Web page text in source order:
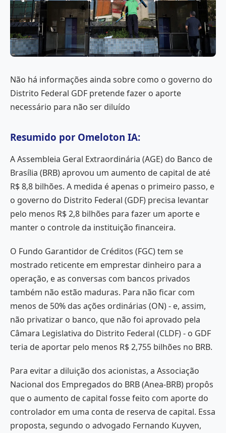
Não há informações ainda sobre como o governo do
Distrito Federal GDF pretende fazer o aporte
necessário para não ser diluído
Resumido por Omeloton IA:
A Assembleia Geral Extraordinária (AGE) do Banco de
Brasília (BRB) aprovou um aumento de capital de até
R$ 8,8 bilhões. A medida é apenas o primeiro passo, e
o governo do Distrito Federal (GDF) precisa levantar
pelo menos R$ 2,8 bilhões para fazer um aporte e
manter o controle da instituição financeira.
O Fundo Garantidor de Créditos (FGC) tem se
mostrado reticente em emprestar dinheiro para a
operação, e as conversas com bancos privados
também não estão maduras. Para não ficar com
menos de 50% das ações ordinárias (ON) - e, assim,
não privatizar o banco, que não foi aprovado pela
Câmara Legislativa do Distrito Federal (CLDF) - o GDF
teria de aportar pelo menos R$ 2,755 bilhões no BRB.
Para evitar a diluição dos acionistas, a Associação
Nacional dos Empregados do BRB (Anea-BRB) propôs
que o aumento de capital fosse feito com aporte do
controlador em uma conta de reserva de capital. Essa
proposta, segundo o advogado Fernando Kuyven,